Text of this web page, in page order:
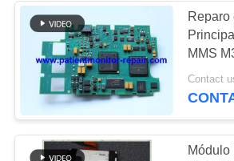
Monitor
usado
Reparo
MMS
Chip e
Módulo